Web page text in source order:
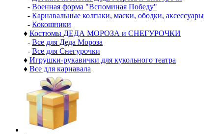
- Военная форма "Вспоминая Победу"
- Карнавальные колпаки, маски, ободки, аксессуары
- Кокошники
♦ Костюмы ДЕДА МОРОЗА и СНЕГУРОЧКИ
- Все для Деда Мороза
- Все для Снегурочки
♦ Игрушки-рукавички для кукольного театра
♦ Все для карнавала